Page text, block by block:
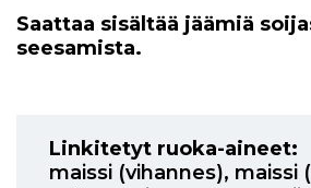
Saattaa sisältää jäämiä
seesamista.
Linkitetyt ruoka-aineet:
maissi (vihannes), maissi